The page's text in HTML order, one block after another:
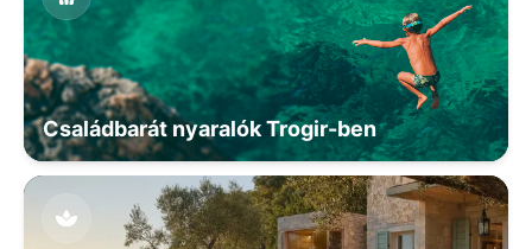
Családbarát nyaralók Trogir-ben